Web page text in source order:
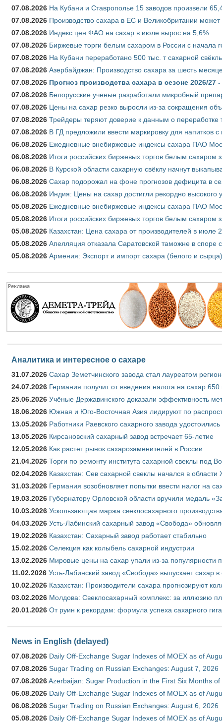
07.08.2026 На Кубани и Ставрополье 15 заводов произвели
07.08.2026 Производство сахара в ЕС и Великобритании
07.08.2026 Индекс цен ФАО на сахар в июле вырос на 5,6%
07.08.2026 Биржевые торги белым сахаром в России с начала
07.08.2026 На Кубани переработано 500 тыс. т сахарной
07.08.2026 Азербайджан: Производство сахара за шесть
07.08.2026 Прогноз производства сахара в сезоне 2026/
07.08.2026 Белорусские ученые разработали микробный
07.08.2026 Цены на сахар резко выросли из-за сокращения
07.08.2026 Трейдеры теряют доверие к данным о переработке
07.08.2026 В ГД предложили ввести маркировку для напитков
06.08.2026 Ежедневные внебиржевые индексы сахара ПАО
06.08.2026 Итоги российских биржевых торгов белым сахаром
06.08.2026 В Курской области сахарную свёклу начнут
06.08.2026 Сахар подорожал на фоне прогнозов дефицита в
06.08.2026 Индия: Цены на сахар достигли рекордно высокого
05.08.2026 Ежедневные внебиржевые индексы сахара ПАО
05.08.2026 Итоги российских биржевых торгов белым сахаром
05.08.2026 Казахстан: Цена сахара от производителей в июле
05.08.2026 Апелляция отказала Саратовской таможне в
05.08.2026 Армения: Экспорт и импорт сахара (белого и
Аналитика и интересное о сахаре
31.07.2026 Сахар Земетчинского завода стал лауреатом
24.07.2026 Германия получит от введения налога на сахар
25.06.2026 Учёные Державинского доказали эффективность
18.06.2026 Южная и Юго-Восточная Азия лидируют по
13.05.2026 Работники Раевского сахарного завода удостоились
13.05.2026 Кирсановский сахарный завод встречает 65-летие
12.05.2026 Как растет рынок сахарозаменителей в России
21.04.2026 Торги по ремонту института сахарной свеклы под
02.04.2026 Казахстан: Сев сахарной свеклы начался в области
31.03.2026 Германия возобновляет попытки ввести налог на
19.03.2026 Губернатору Орловской области вручили медаль
10.03.2026 Ускользающая маржа свеклосахарного
04.03.2026 Усть-Лабинский сахарный завод «Свобода»
19.02.2026 Казахстан: Сахарный завод работает стабильно
15.02.2026 Селекция как колыбель сахарной индустрии
13.02.2026 Мировые цены на сахар упали из-за популярности
11.02.2026 Усть-Лабинский завод «Свобода» выпускает сахар в
10.02.2026 Казахстан: Производители сахара прогнозируют
03.02.2026 Молдова: Свеклосахарный комплекс: за иллюзию
20.01.2026 От руин к рекордам: формула успеха сахарного
News in English (delayed)
07.08.2026 Daily Off-Exchange Sugar Indexes of MOEX as of
07.08.2026 Sugar Trading on Russian Exchanges: August 7, 2026
07.08.2026Azerbaijan: Sugar Production in the First Six Months of
06.08.2026 Daily Off-Exchange Sugar Indexes of MOEX as of
06.08.2026 Sugar Trading on Russian Exchanges: August 6, 2026
05.08.2026 Daily Off-Exchange Sugar Indexes of MOEX as of